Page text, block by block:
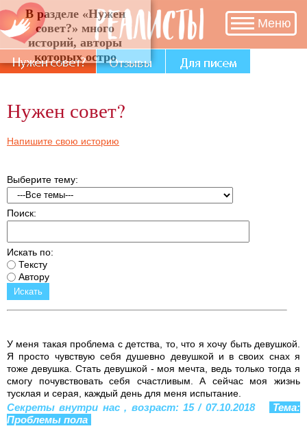
В разделе «Нужен совет?» много историй, авторы
которых остро нуждаются в Вашем участии и
совете.
Меню
Нужен совет?
Напишите свою историю
Выберите тему:
Поиск:
Искать по:
Тексту
Автору
У меня такая проблема с детства, то, что я хочу быть девушкой.
Я просто чувствую себя душевно девушкой и в своих снах я
тоже девушка. Стать девушкой - моя мечта, ведь только тогда я
смогу почувствовать себя счастливым. А сейчас моя жизнь
тусклая и серая, каждый день для меня испытание.
Секреты внутри нас , возраст: 15 / 07.10.2018
Тема:
Проблемы пола